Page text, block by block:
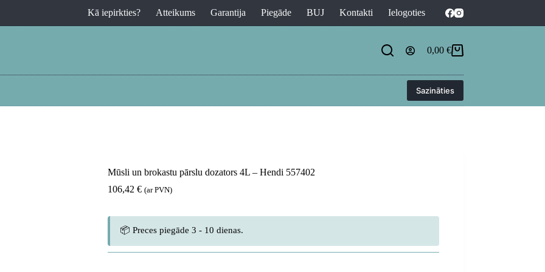
Kā iepirkties? Atteikums Garantija Piegāde BUJ Kontakti Ielogoties
Shopping
0,00 €
Sazināties
Mūsli un brokastu pārslu dozators 4L – Hendi 557402
106,42 € (ar PVN)
📦 Preces piegāde 3 - 10 dienas.